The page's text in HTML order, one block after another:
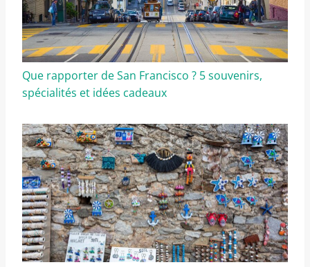
Que rapporter de San Francisco ? 5 souvenirs,
spécialités et idées cadeaux